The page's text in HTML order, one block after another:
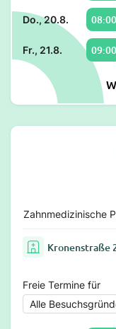
Do., 20.8. 08:00
Fr., 21.8. 09:00
Zahnmedizinische
Kronenstraße
Freie Termine für